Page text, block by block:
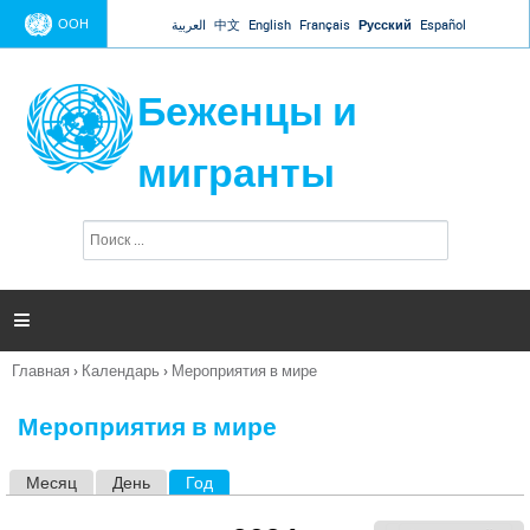
Jump to navigation
ООН العربية 中文 English Français Русский Español
Беженцы и
мигранты
п
и

Вы
Главная › Календарь › Мероприятия в мире
Мероприятия в мире
Месяц День Год